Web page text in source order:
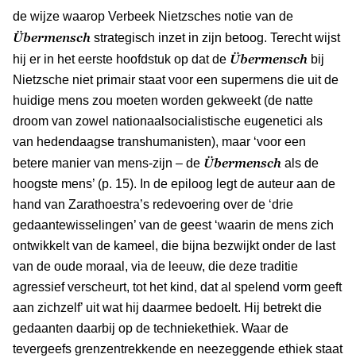
de wijze waarop Verbeek Nietzsches notie van de
Übermensch strategisch inzet in zijn betoog. Terecht wijst
hij er in het eerste hoofdstuk op dat de Übermensch bij
Nietzsche niet primair staat voor een supermens die uit de
huidige mens zou moeten worden gekweekt (de natte
droom van zowel nationaalsocialistische eugenetici als
van hedendaagse transhumanisten), maar ‘voor een
betere manier van mens-zijn – de Übermensch als de
hoogste mens’ (p. 15). In de epiloog legt de auteur aan de
hand van Zarathoestra’s redevoering over de ‘drie
gedaantewisselingen’ van de geest ‘waarin de mens zich
ontwikkelt van de kameel, die bijna bezwijkt onder de last
van de oude moraal, via de leeuw, die deze traditie
agressief verscheurt, tot het kind, dat al spelend vorm geeft
aan zichzelf’ uit wat hij daarmee bedoelt. Hij betrekt die
gedaanten daarbij op de techniekethiek. Waar de
tevergeefs grenzentrekkende en neezeggende ethiek staat